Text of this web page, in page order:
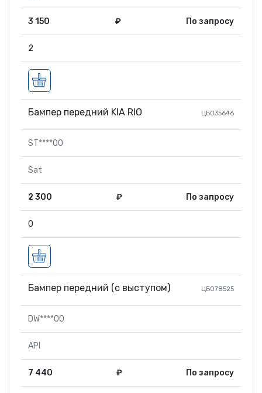
3 150 ₽ По запросу
2
Бампер передний KIA RIO ЦБ035646
ST****00
Sat
2 300 ₽ По запросу
0
Бампер передний (с выступом) ЦБ078525
DW****00
API
7 440 ₽ По запросу